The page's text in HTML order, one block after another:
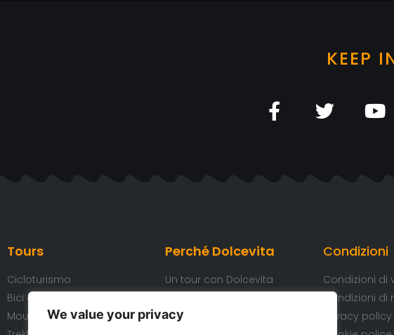
We value your privacy
KEEP
Tours
Cicloturismo
Bici da corsa
Mountain Bike
Perché Dolcevita
Un tour con Dolcevita
I nostri hotel
Condizioni
Condizioni di
Condizioni
Privacy policy